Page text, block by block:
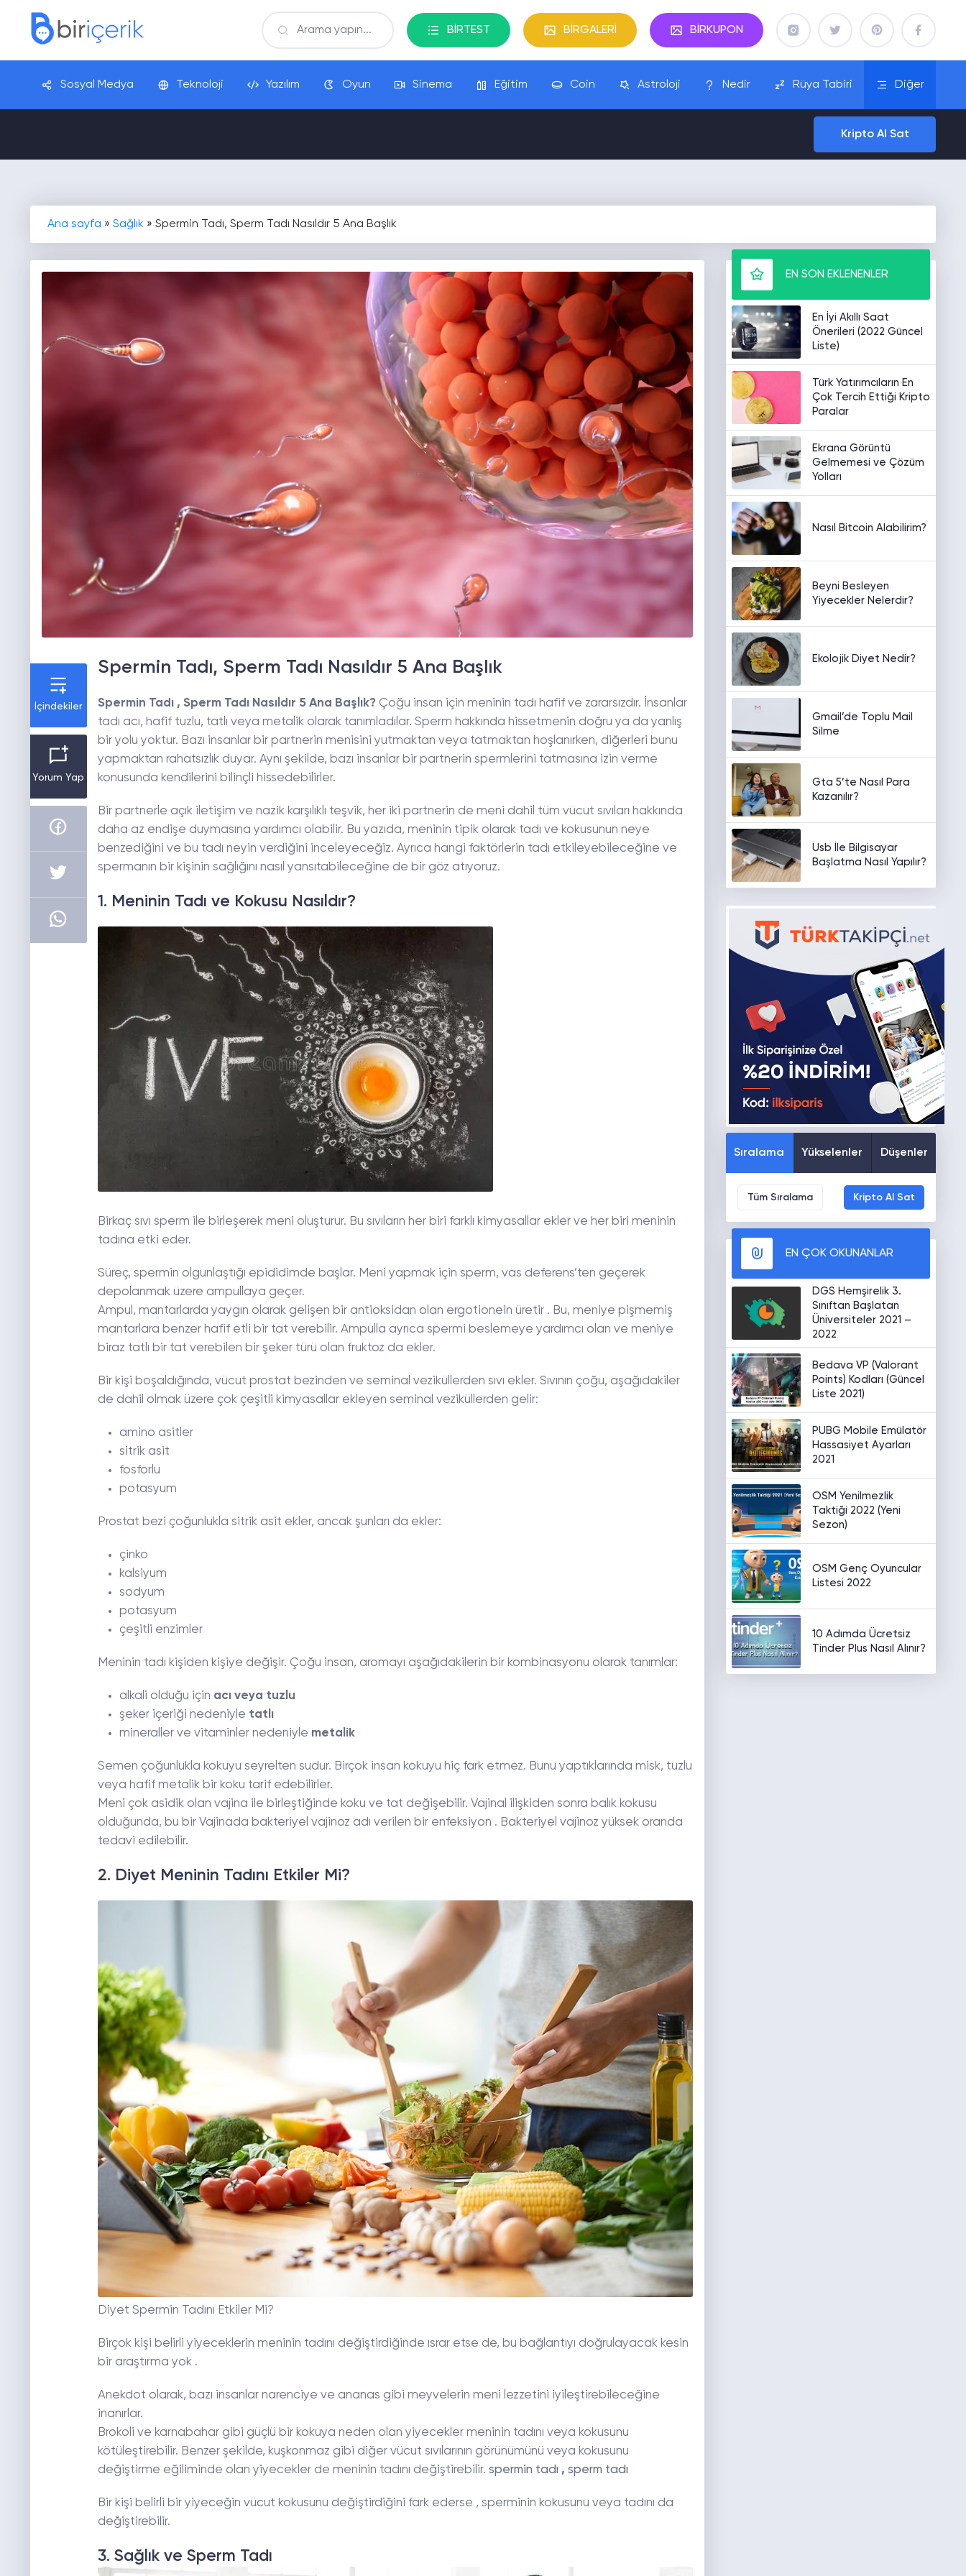
BİRTEST BİRGALERİ BİRKUPON
Sosyal Medya Teknoloji Yazılım Oyun Sinema Eğitim Coin Astroloji Nedir Rüya Tabiri Diğer
Kripto Al Sat
Ana sayfa » Sağlık » Spermin Tadı, Sperm Tadı Nasıldır 5 Ana Başlık
İçindekiler
Yorum Yap
Spermin Tadı, Sperm Tadı Nasıldır 5 Ana Başlık
Spermin Tadı , Sperm Tadı Nasıldır 5 Ana Başlık? Çoğu insan için meninin tadı hafif ve zararsızdır. İnsanlar
tadı acı, hafif tuzlu, tatlı veya metalik olarak tanımladılar. Sperm hakkında hissetmenin doğru ya da yanlış
bir yolu yoktur. Bazı insanlar bir partnerin menisini yutmaktan veya tatmaktan hoşlanırken, diğerleri bunu
yapmaktan rahatsızlık duyar. Aynı şekilde, bazı insanlar bir partnerin spermlerini tatmasına izin verme
konusunda kendilerini bilinçli hissedebilirler.
Bir partnerle açık iletişim ve nazik karşılıklı teşvik, her iki partnerin de meni dahil tüm vücut sıvıları hakkında
daha az endişe duymasına yardımcı olabilir. Bu yazıda, meninin tipik olarak tadı ve kokusunun neye
benzediğini ve bu tadı neyin verdiğini inceleyeceğiz. Ayrıca hangi faktörlerin tadı etkileyebileceğine ve
spermanın bir kişinin sağlığını nasıl yansıtabileceğine de bir göz atıyoruz.
1. Meninin Tadı ve Kokusu Nasıldır?
Birkaç sıvı sperm ile birleşerek meni oluşturur. Bu sıvıların her biri farklı kimyasallar ekler ve her biri meninin
tadına etki eder.
Süreç, spermin olgunlaştığı epididimde başlar. Meni yapmak için sperm, vas deferens’ten geçerek
depolanmak üzere ampullaya geçer.
Ampul, mantarlarda yaygın olarak gelişen bir antioksidan olan ergotionein üretir . Bu, meniye pişmemiş
mantarlara benzer hafif etli bir tat verebilir. Ampulla ayrıca spermi beslemeye yardımcı olan ve meniye
biraz tatlı bir tat verebilen bir şeker türü olan fruktoz da ekler.
Bir kişi boşaldığında, vücut prostat bezinden ve seminal veziküllerden sıvı ekler. Sıvının çoğu, aşağıdakiler
de dahil olmak üzere çok çeşitli kimyasallar ekleyen seminal veziküllerden gelir:
amino asitler
sitrik asit
fosforlu
potasyum
Prostat bezi çoğunlukla sitrik asit ekler, ancak şunları da ekler:
çinko
kalsiyum
sodyum
potasyum
çeşitli enzimler
Meninin tadı kişiden kişiye değişir. Çoğu insan, aromayı aşağıdakilerin bir kombinasyonu olarak tanımlar:
alkali olduğu için acı veya tuzlu
şeker içeriği nedeniyle tatlı
mineraller ve vitaminler nedeniyle metalik
Semen çoğunlukla kokuyu seyrelten sudur. Birçok insan kokuyu hiç fark etmez. Bunu yaptıklarında misk, tuzlu
veya hafif metalik bir koku tarif edebilirler.
Meni çok asidik olan vajina ile birleştiğinde koku ve tat değişebilir. Vajinal ilişkiden sonra balık kokusu
olduğunda, bu bir Vajinada bakteriyel vajinoz adı verilen bir enfeksiyon . Bakteriyel vajinoz yüksek oranda
tedavi edilebilir.
2. Diyet Meninin Tadını Etkiler Mi?
Diyet Spermin Tadını Etkiler Mi?
Birçok kişi belirli yiyeceklerin meninin tadını değiştirdiğinde ısrar etse de, bu bağlantıyı doğrulayacak kesin
bir araştırma yok .
Anekdot olarak, bazı insanlar narenciye ve ananas gibi meyvelerin meni lezzetini iyileştirebileceğine
inanırlar.
Brokoli ve karnabahar gibi güçlü bir kokuya neden olan yiyecekler meninin tadını veya kokusunu
kötüleştirebilir. Benzer şekilde, kuşkonmaz gibi diğer vücut sıvılarının görünümünü veya kokusunu
değiştirme eğiliminde olan yiyecekler de meninin tadını değiştirebilir. spermin tadı, sperm tadı
Bir kişi belirli bir yiyeceğin vücut kokusunu değiştirdiğini fark ederse , sperminin kokusunu veya tadını da
değiştirebilir.
3. Sağlık ve Sperm Tadı
EN SON EKLENENLER
En İyi Akıllı Saat
Önerileri (2022 Güncel
Liste)
Türk Yatırımcıların En
Çok Tercih Ettiği Kripto
Paralar
Ekrana Görüntü
Gelmemesi ve Çözüm
Yolları
Nasıl Bitcoin Alabilirim?
Beyni Besleyen
Yiyecekler Nelerdir?
Ekolojik Diyet Nedir?
Gmail’de Toplu Mail
Silme
Gta 5’te Nasıl Para
Kazanılır?
Usb İle Bilgisayar
Başlatma Nasıl Yapılır?
Sıralama Yükselenler Düşenler
Tüm Sıralama Kripto Al Sat
EN ÇOK OKUNANLAR
DGS Hemşirelik 3.
Sınıftan Başlatan
Üniversiteler 2021 –
2022
Bedava VP (Valorant
Points) Kodları (Güncel
Liste 2021)
PUBG Mobile Emülatör
Hassasiyet Ayarları
2021
OSM Yenilmezlik
Taktiği 2022 (Yeni
Sezon)
OSM Genç Oyuncular
Listesi 2022
10 Adımda Ücretsiz
Tinder Plus Nasıl Alınır?